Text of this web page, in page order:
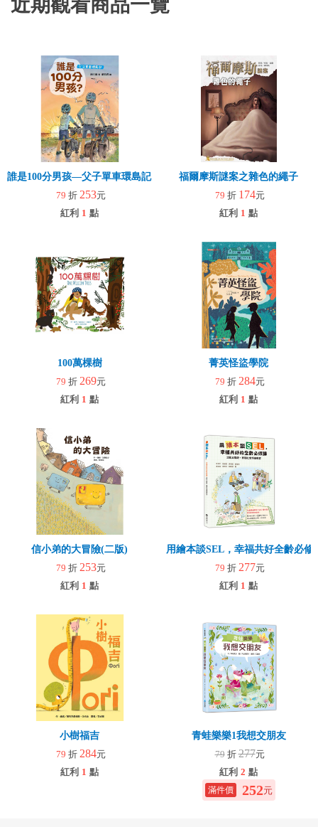
近期觀看商品一覽
誰是100分男孩—父子單車環島記（二版）
79 折 253元
紅利 1 點
福爾摩斯謎案之雜色的繩子
79 折 174元
紅利 1 點
100萬棵樹
79 折 269元
紅利 1 點
菁英怪盜學院
79 折 284元
紅利 1 點
信小弟的大冒險(二版)
79 折 253元
紅利 1 點
用繪本談SEL，幸福共好全齡必修
79 折 277元
紅利 1 點
小樹福吉
79 折 284元
紅利 1 點
青蛙樂樂1我想交朋友
79 折277元
紅利 2 點
252元